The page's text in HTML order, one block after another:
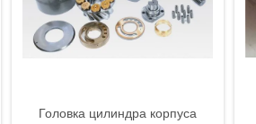
Головка цилиндра корпуса